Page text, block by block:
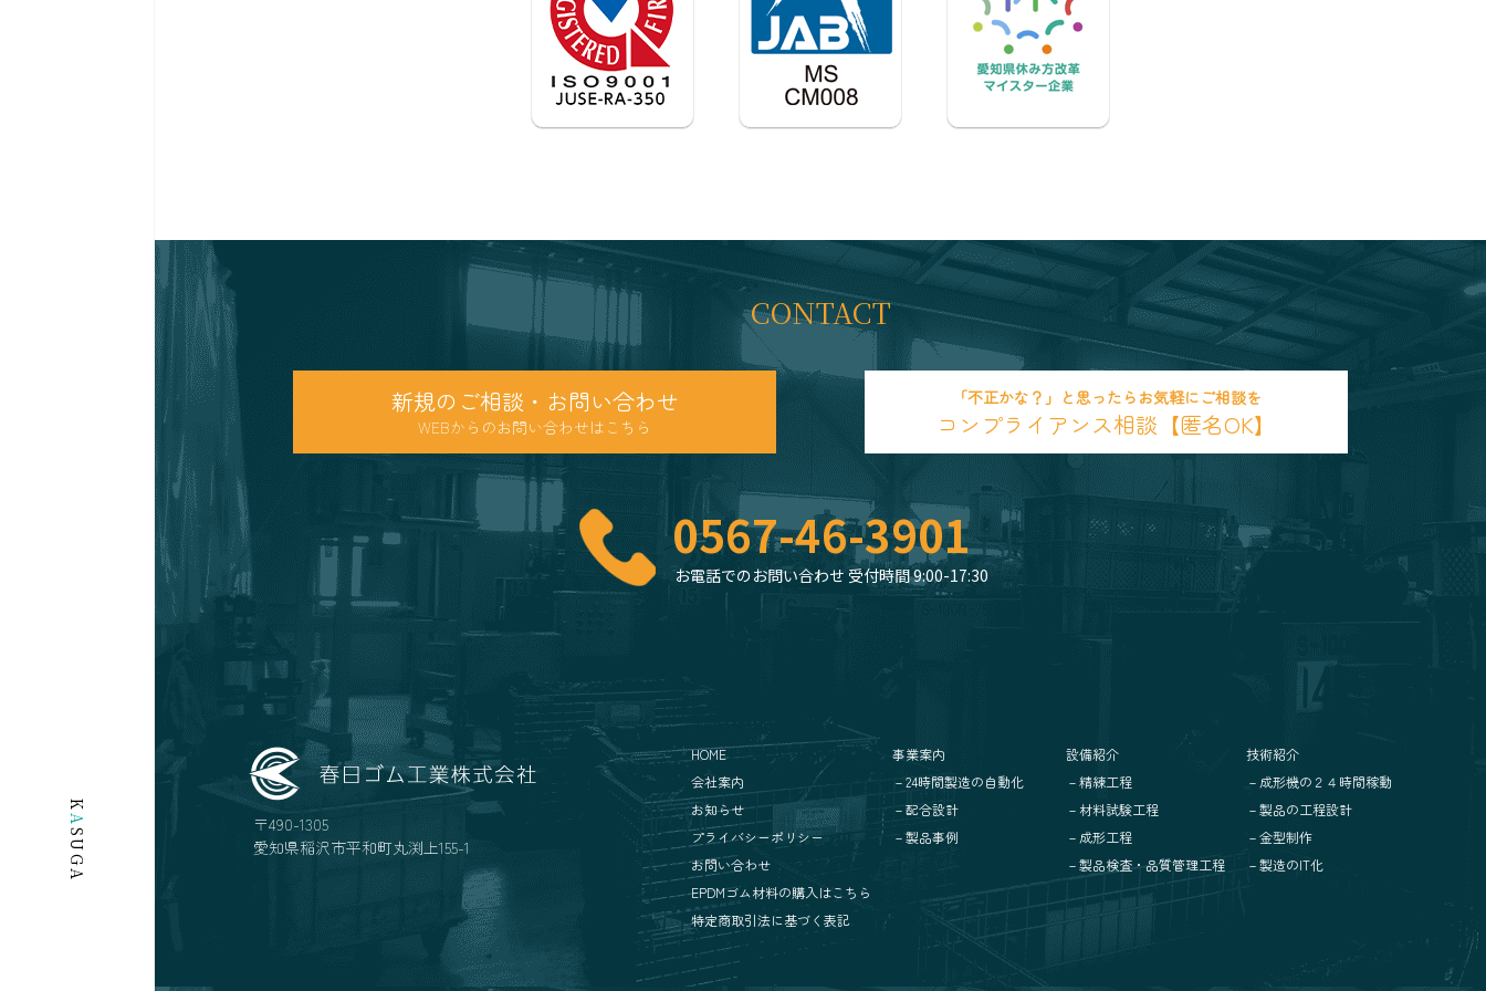
K
A
SUGA
CONTACT
新規のご相談・お問い合わせ
WEBからのお問い合わせはこちら
「不正かな？」と思ったらお気軽にご相談を
コンプライアンス相談【匿名OK】
0567-46-3901
お電話でのお問い合わせ 受付時間 9:00-17:30
〒490-1305
愛知県稲沢市平和町丸渕上155-1
HOME
会社案内
お知らせ
プライバシーポリシー
お問い合わせ
EPDMゴム材料の購入はこちら
特定商取引法に基づく表記
事業案内
－24時間製造の自動化
－配合設計
－製品事例
設備紹介
－精練工程
－材料試験工程
－成形工程
－製品検査・品質管理工程
技術紹介
－成形機の２４時間稼動
－製品の工程設計
－金型制作
－製造のIT化